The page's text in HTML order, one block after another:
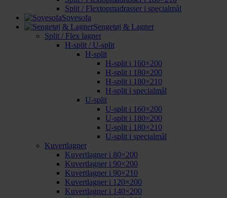
Split / Flextopmadrasser i specialmål
Sovesofa
Sengetøj & Lagner
Split / Flex lagner
H-split / U-split
H-split
H-split i 160×200
H-split i 180×200
H-split i 180×210
H-split i specialmål
U-split
U-split i 160×200
U-split i 180×200
U-split i 180×210
U-split i specialmål
Kuvertlagner
Kuvertlagner i 80×200
Kuvertlagner i 90×200
Kuvertlagner i 90×210
Kuvertlagner i 120×200
Kuvertlagner i 140×200